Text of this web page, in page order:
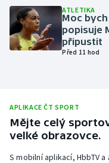
Plavání
Plážový volejbal
Rychlostní
ATLETIKA
Moc
popisuje
připustit
Před 11 hod
APLIKACE ČT SPORT
Mějte celý
velké obrazovce.
S mobilní aplikací, HbbTV